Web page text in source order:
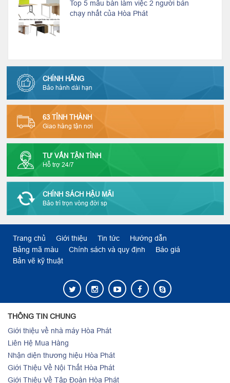
Top 5 mẫu bàn làm việc 2 người bán
chạy nhất của Hòa Phát
CHÍNH HÃNG
Bảo hành dài hạn
63 TỈNH THÀNH
Giao hàng tận nơi
TƯ VẤN TẬN TÌNH
Hỗ trợ 24/7
CHÍNH SÁCH HẬU MÃI
Bảo trì trọn vòng đời sp
Trang chủ Giới thiệu Tin tức
Hướng dẫn
Bảng mã màu
Chính sách và quy định
Báo giá
Bản vẽ kỹ thuật
THÔNG TIN CHUNG
Giới thiệu về nhà máy Hòa Phát
Liên Hệ Mua Hàng
Nhận diện thương hiệu Hòa Phát
Giới Thiệu Về Nội Thất Hòa Phát
Giới Thiệu Về Tập Đoàn Hòa Phát